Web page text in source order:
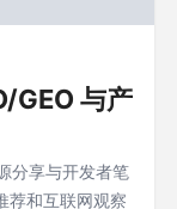
GEO 与产
分享与开发者笔
荐和互联网观察